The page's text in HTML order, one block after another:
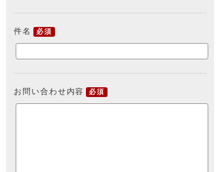
件名 必須
お問い合わせ内容 必須